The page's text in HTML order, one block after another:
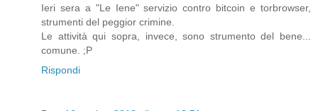
Ieri sera a "Le Iene" servizio contro bitcoin e torbrowser,
strumenti del peggior crimine.
Le attività qui sopra, invece, sono strumento del bene...
comune. ;P
Rispondi